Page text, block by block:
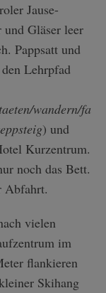
Jause-
Gläser leer
Pappsatt und
Lehrpfad
wandern/fa
) und
Kurzentrum.
noch das Bett.
Abfahrt.
vielen
im
flankieren
Skihang